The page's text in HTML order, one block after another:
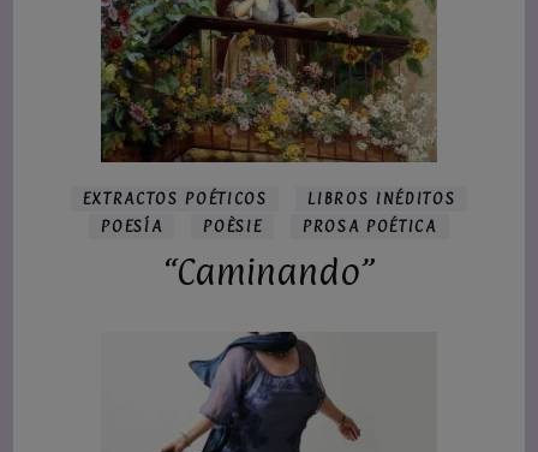
EXTRACTOS POÉTICOS
LIBROS INÉDITOS
POESÍA
POÈSIE PROSA POÉTICA
“Caminando”